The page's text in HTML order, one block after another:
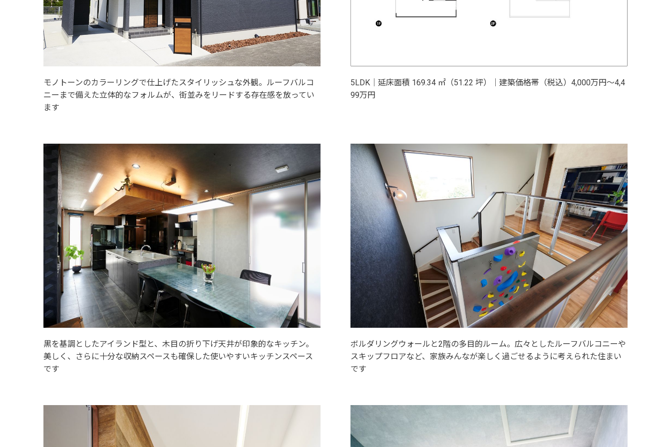
モノトーンのカラーリングで仕上げたスタイリッシュな外観。ルーフバルコ
ニーまで備えた立体的なフォルムが、街並みをリードする存在感を放ってい
ます
5LDK｜延床面積 169.34 ㎡（51.22 坪）｜建築価格帯（税込）4,000万円～4,4
99万円
黒を基調としたアイランド型と、木目の折り下げ天井が印象的なキッチン。
美しく、さらに十分な収納スペースも確保した使いやすいキッチンスペース
です
ボルダリングウォールと2階の多目的ルーム。広々としたルーフバルコニーや
スキップフロアなど、家族みんなが楽しく過ごせるように考えられた住まい
です